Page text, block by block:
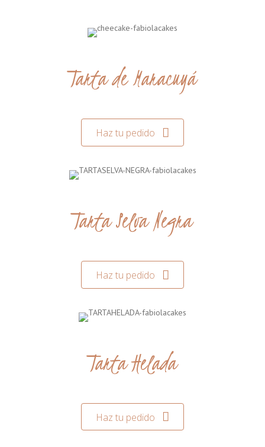
Tarta de Maracuyá
Haz tu pedido
Tarta Selva Negra
Haz tu pedido
Tarta Helada
Haz tu pedido